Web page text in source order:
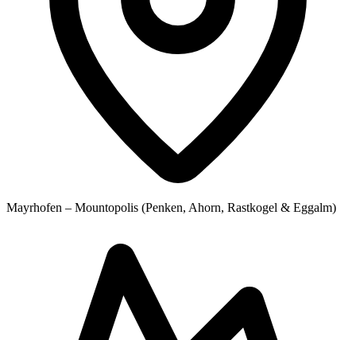
Mayrhofen – Mountopolis (Penken, Ahorn, Rastkogel & Eggalm)